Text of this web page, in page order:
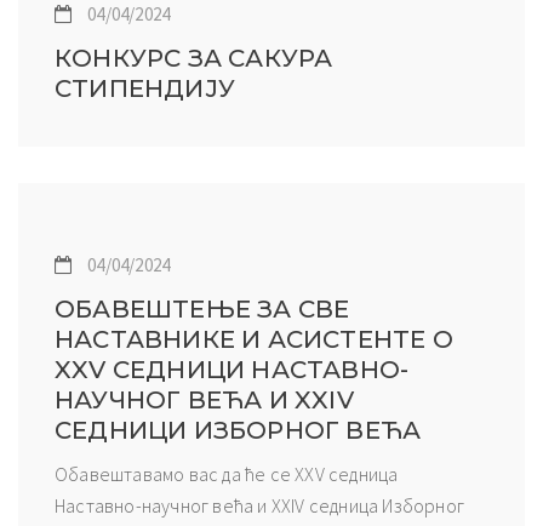
04/04/2024
КОНКУРС ЗА САКУРА
СТИПЕНДИЈУ
04/04/2024
ОБАВЕШТЕЊЕ ЗА СВЕ
НАСТАВНИКЕ И АСИСТЕНТЕ О
XXV СЕДНИЦИ НАСТАВНО-
НАУЧНОГ ВЕЋА И XXIV
СЕДНИЦИ ИЗБОРНОГ ВЕЋА
Обавештавамо вас да ће се XXV седница
Наставно-научног већа и XXIV седница Изборног